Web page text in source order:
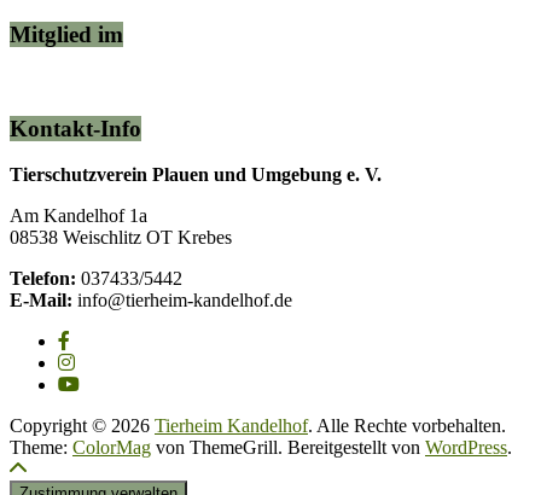
Mitglied im
Kontakt-Info
Tierschutzverein Plauen und Umgebung e. V.
Am Kandelhof 1a
08538 Weischlitz OT Krebes
Telefon: 037433/5442
E-Mail: info@tierheim-kandelhof.de
Copyright © 2026 Tierheim Kandelhof. Alle Rechte vorbehalten.
Theme: ColorMag von ThemeGrill. Bereitgestellt von WordPress.